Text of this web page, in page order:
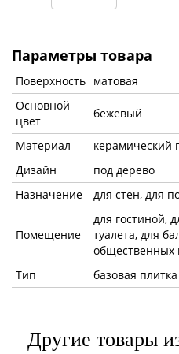
Параметры товара
Поверхность матовая
Основной
цвет
бежевый
Материал
керамический
Дизайн
под дерево
Назначение
для стен, для
Помещение
для гостиной,
туалета, для
Тип
базовая плитка
Другие товары